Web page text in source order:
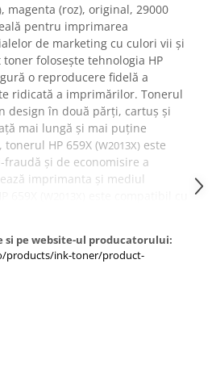
, magenta (roz), original, 29000
pentru imprimarea
de marketing cu culori vii și
folosește tehnologia HP
o reproducere fidelă a
ridicată a imprimărilor. Tonerul
design în două părți, cartuș și
mai lungă și mai puține
HP 659X (W2013X) este
și de economisire a
imprimanta și mediul
Enterprise M856dn, M856x,
M776zs.
pe website-ul producatorului:
products/ink-toner/product-